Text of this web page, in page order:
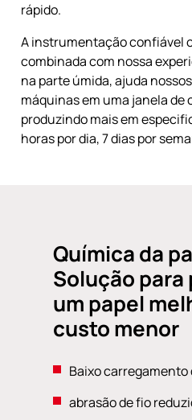
rápido.
A instrumentação confiável
combinada com nossa
na parte úmida, ajuda
máquinas em uma janela de
produzindo mais em
horas por dia, 7 dias por
Química da
Solução
um papel
custo menor
Baixo carregamento
abrasão de fio